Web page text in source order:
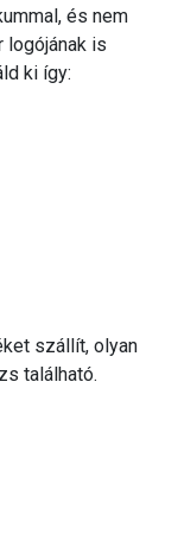
és nem
logójának is
ki így:
szállít, olyan
található.